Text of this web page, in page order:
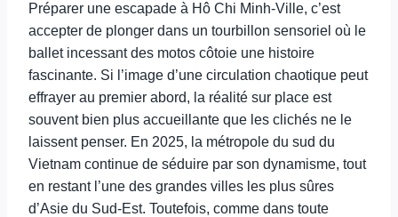
Préparer une escapade à Hô Chi Minh-Ville, c’est
accepter de plonger dans un tourbillon sensoriel où le
ballet incessant des motos côtoie une histoire
fascinante. Si l’image d’une circulation chaotique peut
effrayer au premier abord, la réalité sur place est
souvent bien plus accueillante que les clichés ne le
laissent penser. En 2025, la métropole du sud du
Vietnam continue de séduire par son dynamisme, tout
en restant l’une des grandes villes les plus sûres
d’Asie du Sud-Est. Toutefois, comme dans toute